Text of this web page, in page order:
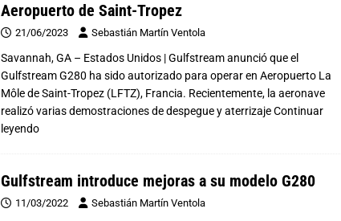
Aeropuerto de Saint-Tropez
21/06/2023 Sebastián Martín Ventola
Savannah, GA – Estados Unidos | Gulfstream anunció que el
Gulfstream G280 ha sido autorizado para operar en Aeropuerto La
Môle de Saint-Tropez (LFTZ), Francia. Recientemente, la aeronave
realizó varias demostraciones de despegue y aterrizajeContinuar
leyendo
Gulfstream introduce mejoras a su modelo G280
11/03/2022 Sebastián Martín Ventola